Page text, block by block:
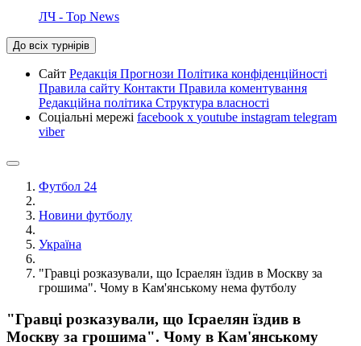
ЛЧ - Top News
До всіх турнірів
Сайт Редакція Прогнози Політика конфіденційності
Правила сайту Контакти Правила коментування
Редакційна політика Структура власності
Соціальні мережі facebook x youtube instagram telegram
viber
Футбол 24
Новини футболу
Україна
"Гравці розказували, що Ісраелян їздив в Москву за
грошима". Чому в Кам'янському нема футболу
"Гравці розказували, що Ісраелян їздив в
Москву за грошима". Чому в Кам'янському